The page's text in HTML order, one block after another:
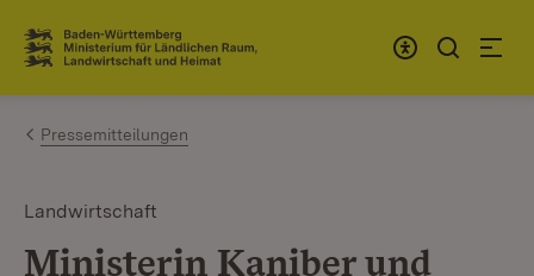
Zum Inhalt springen
Link zur Startseite
Pressemitteilungen
Landwirtschaft
Ministerin Kaniber und